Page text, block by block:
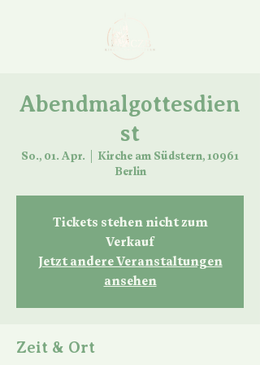
Abendmalgottesdien
st
So., 01. Apr.
Kirche am Südstern, 10961
Berlin
Tickets stehen nicht zum
Verkauf
Jetzt andere Veranstaltungen
ansehen
Zeit & Ort